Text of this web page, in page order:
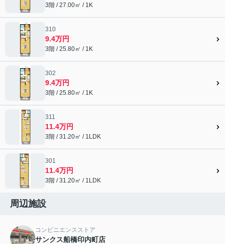
3階 / 27.00㎡ / 1K
310
9.4万円
3階 / 25.80㎡ / 1K
302
9.4万円
3階 / 25.80㎡ / 1K
311
11.4万円
3階 / 31.20㎡ / 1LDK
301
11.4万円
3階 / 31.20㎡ / 1LDK
周辺施設
コンビニエンスストア
サンクス船橋印内町店